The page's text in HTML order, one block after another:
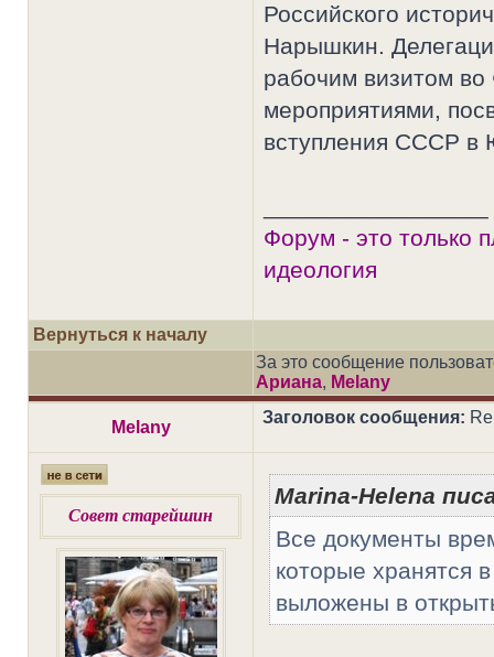
Российского
Нарышкин.
рабочим визитом
мероприятиями,
вступления СССР
Форум - это только
идеология
Вернуться к началу
За это сообщение
Ариана, Melany
Melany
Заголовок сообщения:
Совет старейшин
Marina-Helena
Все документы
которые хранятся
выложены в